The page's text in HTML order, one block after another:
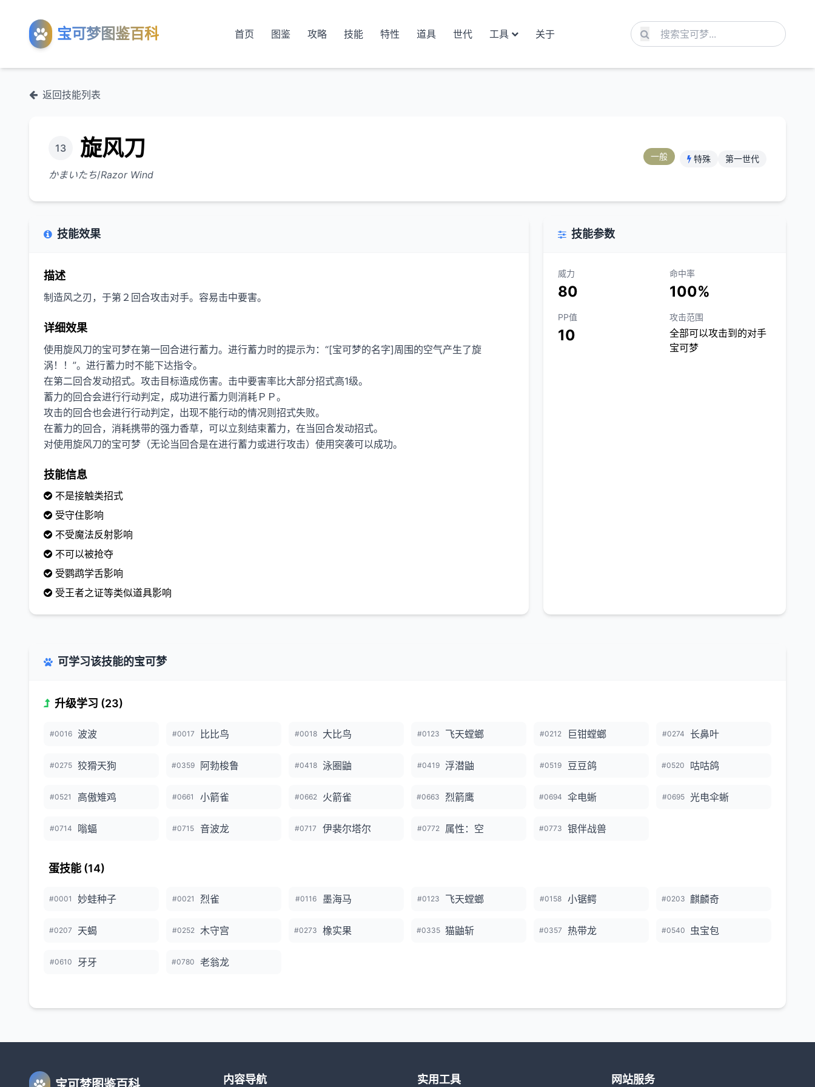
宝可梦图鉴百科 首页 图鉴 攻略 技能 特性 道具 世代 工具 关于
返回技能列表
13 旋风刀
かまいたち/Razor Wind
一般 特殊 第一世代
技能效果
描述
制造风之刃，于第２回合攻击对手。容易击中要害。
详细效果
使用旋风刀的宝可梦在第一回合进行蓄力。进行蓄力时的提示为：“[宝可梦的名字]周围的空气产生了旋
涡！！”。进行蓄力时不能下达指令。
在第二回合发动招式。攻击目标造成伤害。击中要害率比大部分招式高1级。
蓄力的回合会进行行动判定，成功进行蓄力则消耗ＰＰ。
攻击的回合也会进行行动判定，出现不能行动的情况则招式失败。
在蓄力的回合，消耗携带的强力香草，可以立刻结束蓄力，在当回合发动招式。
对使用旋风刀的宝可梦（无论当回合是在进行蓄力或进行攻击）使用突袭可以成功。
技能信息
不是接触类招式
受守住影响
不受魔法反射影响
不可以被抢夺
受鹦鹉学舌影响
受王者之证等类似道具影响
技能参数
威力
80
命中率
100%
PP值
10
攻击范围
全部可以攻击到的对手
宝可梦
可学习该技能的宝可梦
升级学习 (23)
#0016 波波 #0017 比比鸟 #0018 大比鸟 #0123 飞天螳螂 #0212 巨钳螳螂 #0274 长鼻叶
#0275 狡猾天狗 #0359 阿勃梭鲁 #0418 泳圈鼬 #0419 浮潜鼬 #0519 豆豆鸽 #0520 咕咕鸽
#0521 高傲雉鸡 #0661 小箭雀 #0662 火箭雀 #0663 烈箭鹰 #0694 伞电蜥 #0695 光电伞蜥
#0714 嗡蝠 #0715 音波龙 #0717 伊裴尔塔尔 #0772 属性：空 #0773 银伴战兽
蛋技能 (14)
#0001 妙蛙种子 #0021 烈雀 #0116 墨海马 #0123 飞天螳螂 #0158 小锯鳄 #0203 麒麟奇
#0207 天蝎 #0252 木守宫 #0273 橡实果 #0335 猫鼬斩 #0357 热带龙 #0540 虫宝包
#0610 牙牙 #0780 老翁龙
内容导航 实用工具 网站服务